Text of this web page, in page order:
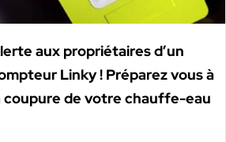
aux propriétaires d’un
Linky ! Préparez vous à
coupure de votre chauffe-eau